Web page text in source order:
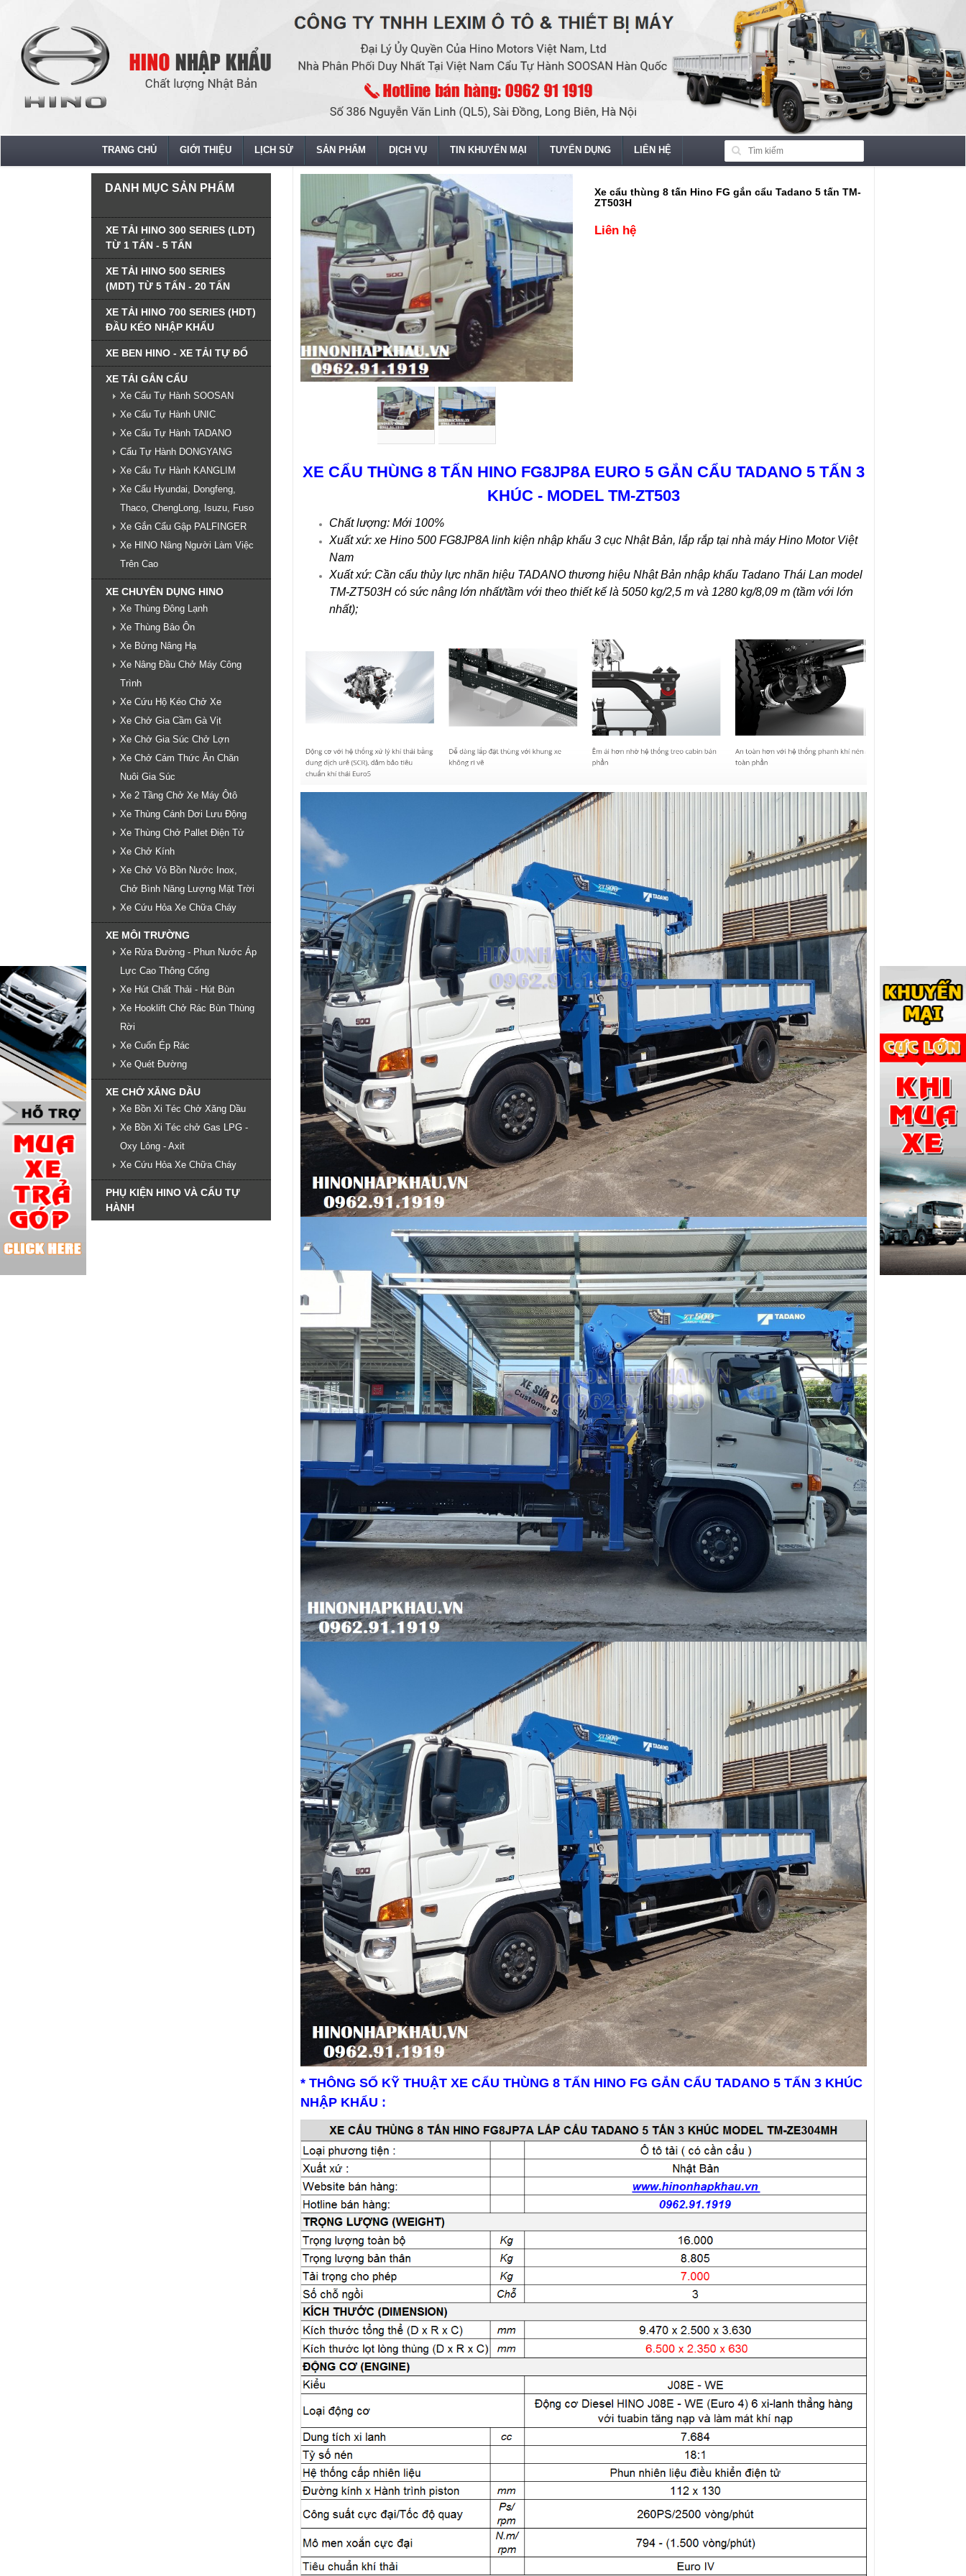
TRANG CHỦ GIỚI THIỆU LỊCH SỬ SẢN PHẨM DỊCH VỤ TIN KHUYẾN MẠI TUYỂN DỤNG LIÊN HỆ
DANH MỤC SẢN PHẨM
XE TẢI HINO 300 SERIES (LDT)
TỪ 1 TẤN - 5 TẤN
XE TẢI HINO 500 SERIES
(MDT) TỪ 5 TẤN - 20 TẤN
XE TẢI HINO 700 SERIES (HDT)
ĐẦU KÉO NHẬP KHẨU
XE BEN HINO - XE TẢI TỰ ĐỔ
XE TẢI GẮN CẨU
Xe Cẩu Tự Hành SOOSAN
Xe Cẩu Tự Hành UNIC
Xe Cẩu Tự Hành TADANO
Cẩu Tự Hành DONGYANG
Xe Cẩu Tự Hành KANGLIM
Xe Cẩu Hyundai, Dongfeng,
Thaco, ChengLong, Isuzu, Fuso
Xe Gắn Cẩu Gập PALFINGER
Xe HINO Nâng Người Làm Việc
Trên Cao
XE CHUYÊN DỤNG HINO
Xe Thùng Đông Lạnh
Xe Thùng Bảo Ôn
Xe Bửng Nâng Hạ
Xe Nâng Đầu Chở Máy Công
Trình
Xe Cứu Hộ Kéo Chở Xe
Xe Chở Gia Cầm Gà Vịt
Xe Chở Gia Súc Chở Lợn
Xe Chở Cám Thức Ăn Chăn
Nuôi Gia Súc
Xe 2 Tầng Chở Xe Máy Ôtô
Xe Thùng Cánh Dơi Lưu Động
Xe Thùng Chở Pallet Điện Tử
Xe Chở Kính
Xe Chở Vỏ Bồn Nước Inox,
Chở Bình Năng Lượng Mặt Trời
Xe Cứu Hỏa Xe Chữa Cháy
XE MÔI TRƯỜNG
Xe Rửa Đường - Phun Nước Áp
Lực Cao Thông Cống
Xe Hút Chất Thải - Hút Bùn
Xe Hooklift Chở Rác Bùn Thùng
Rời
Xe Cuốn Ép Rác
Xe Quét Đường
XE CHỞ XĂNG DẦU
Xe Bồn Xi Téc Chở Xăng Dầu
Xe Bồn Xi Téc chở Gas LPG -
Oxy Lỏng - Axit
Xe Cứu Hỏa Xe Chữa Cháy
PHỤ KIỆN HINO VÀ CẨU TỰ
HÀNH
Xe cẩu thùng 8 tấn Hino FG gắn cẩu Tadano 5 tấn TM-
ZT503H
Liên hệ
XE CẨU THÙNG 8 TẤN HINO FG8JP8A EURO 5 GẮN CẨU TADANO 5 TẤN 3
KHÚC - MODEL TM-ZT503
Chất lượng: Mới 100%
Xuất xứ: xe Hino 500 FG8JP8A linh kiện nhập khẩu 3 cục Nhật Bản, lắp rắp tại nhà máy Hino Motor Việt
Nam
Xuất xứ: Cần cẩu thủy lực nhãn hiệu TADANO thương hiệu Nhật Bản nhập khẩu Tadano Thái Lan model
TM-ZT503H có sức nâng lớn nhất/tầm với theo thiết kế là 5050 kg/2,5 m và 1280 kg/8,09 m (tầm với lớn
nhất);
* THÔNG SỐ KỸ THUẬT XE CẨU THÙNG 8 TẤN HINO FG GẮN CẨU TADANO 5 TẤN 3 KHÚC
NHẬP KHẨU :